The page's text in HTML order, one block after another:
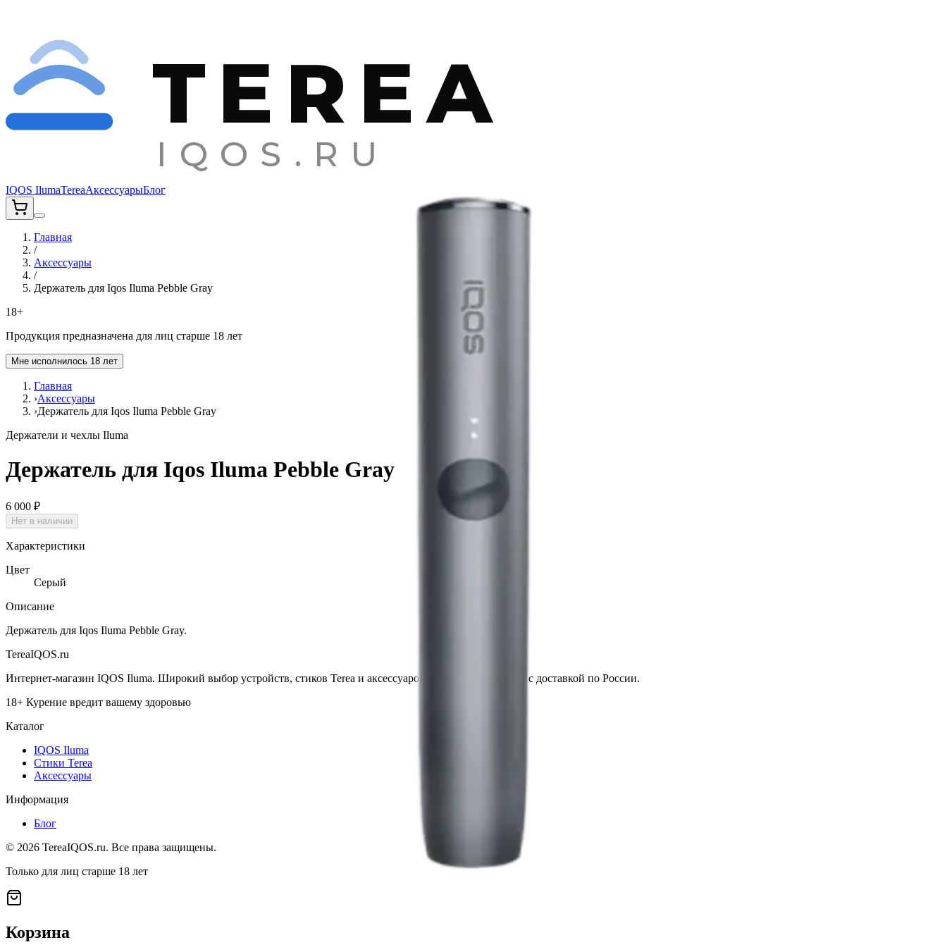
TEREA
IQOS.RU
IQOS IlumaTereaАксессуарыБлог
Главная
/
Аксессуары
/
Держатель для Iqos Iluma Pebble Gray
18+
Продукция предназначена для лиц старше 18 лет
Мне исполнилось 18 лет
Главная
›Аксессуары
›Держатель для Iqos Iluma Pebble Gray
Держатели и чехлы Iluma
Держатель для Iqos Iluma Pebble Gray
6 000 ₽
Нет в наличии
Характеристики
Цвет
Серый
Описание
Держатель для Iqos Iluma Pebble Gray.
TereaIQOS.ru
Интернет-магазин IQOS Iluma. Широкий выбор устройств, стиков Terea и аксессуаров по выгодным ценам с доставкой по России.
18+ Курение вредит вашему здоровью
Каталог
IQOS Iluma
Стики Terea
Аксессуары
Информация
Блог
© 2026 TereaIQOS.ru. Все права защищены.
Только для лиц старше 18 лет
Корзина